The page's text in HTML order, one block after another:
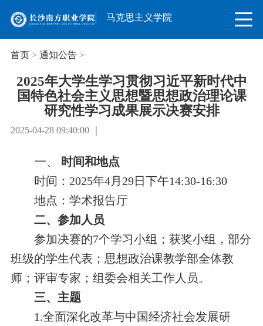
马克思主义学院
首页> 通知公告>
2025年大学生学习贯彻习近平新时代中
国特色社会主义思想暨思想政治理论课
研究性学习成果展示决赛安排
2025-04-28 09:40:00 ｜
一、 时间和地点
时间：2025年4月29日下午14:30-16:30
地点：学术报告厅
二、参加人员
参加决赛的7个学习小组；获奖小组，部分
班级的学生代表；思想政治课教学部全体教
师；评审专家；组委会相关工作人员。
三、主题
1.全面深化改革与中国经济社会发展研